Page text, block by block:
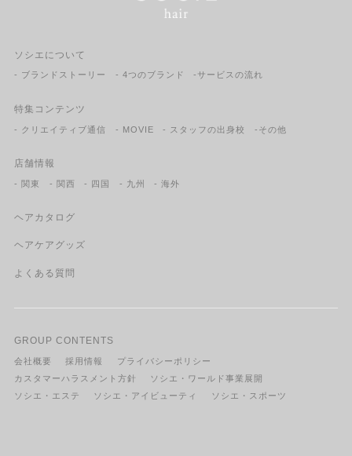
ソシエについて
- ブランドストーリー - 4つのブランド -サービスの流れ
特集コンテンツ
- クリエイティブ通信 - MOVIE - スタッフの出身校 -その他
店舗情報
- 関東 - 関西 - 四国 - 九州 - 海外
ヘアカタログ
ヘアケアグッズ
よくある質問
GROUP CONTENTS
会社概要 採用情報
プライバシーポリシー
カスタマーハラスメント方針
ソシエ・ワールド事業展開
ソシエ・エステ
ソシエ・アイビューティ ソシエ・スポーツ